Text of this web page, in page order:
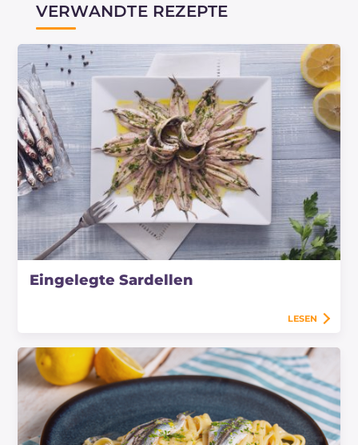
VERWANDTE REZEPTE
Eingelegte Sardellen
LESEN